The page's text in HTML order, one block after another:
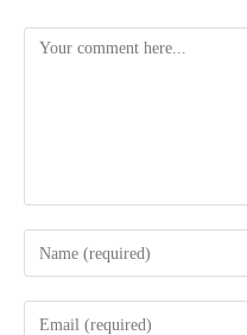
Comment